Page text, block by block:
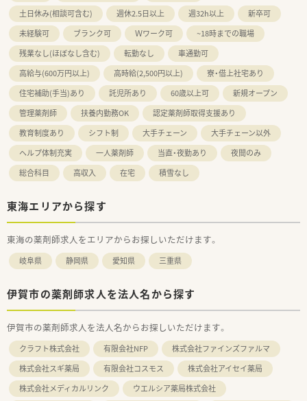
土日休み(相談可含む)
週休2.5日以上 週32h以上
新卒可
未経験可
ブランク可 Ｗワーク可
~18時までの職場
残業なし(ほぼなし含む)
転勤なし
車通勤可
高給与(600万円以上)
高時給(2,500円以上)
寮・借上社宅あり
住宅補助(手当)あり
託児所あり 60歳以上可
新規オープン
管理薬剤師
扶養内勤務OK
認定薬剤師取得支援あり
教育制度あり
シフト制 大手チェーン
大手チェーン以外
ヘルプ体制充実
一人薬剤師 当直・夜勤あり
夜間のみ
総合科目
高収入 在宅 積雪なし
東海エリアから探す
東海の薬剤師求人をエリアからお探しいただけます。
岐阜県 静岡県 愛知県 三重県
伊賀市の薬剤師求人を法人名から探す
伊賀市の薬剤師求人を法人名からお探しいただけます。
クラフト株式会社 有限会社NFP
株式会社ファインズファルマ
株式会社スギ薬局
有限会社コスモス
株式会社アイセイ薬局
株式会社メディカルリンク
ウエルシア薬局株式会社